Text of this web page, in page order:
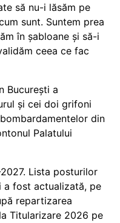
să nu-i lăsăm pe
sunt. Suntem prea
în șabloane și să-i
ceea ce fac
București a
și cei doi grifoni
din
Palatului
Lista posturilor
a fost actualizată, pe
repartizarea
Titularizare 2026 pe